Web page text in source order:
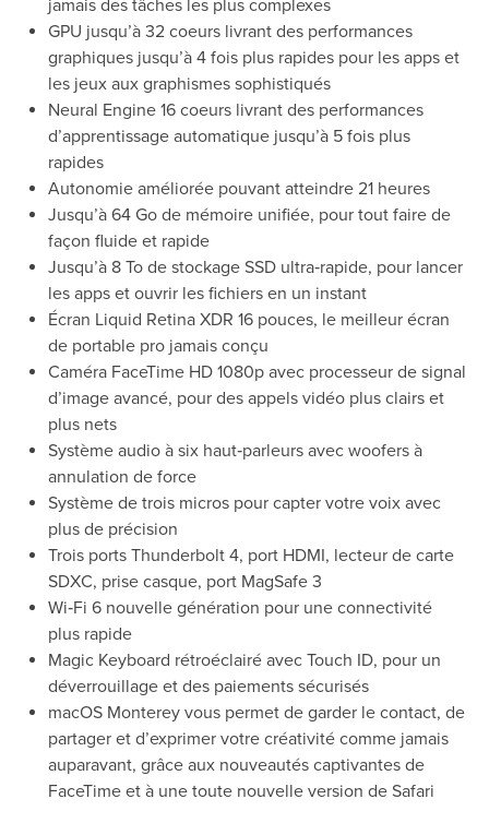
jamais des tâches les plus complexes
GPU jusqu’à 32 coeurs livrant des performances
graphiques jusqu’à 4 fois plus rapides pour les apps et
les jeux aux graphismes sophistiqués
Neural Engine 16 coeurs livrant des performances
d’apprentissage automatique jusqu’à 5 fois plus
rapides
Autonomie améliorée pouvant atteindre 21 heures
Jusqu’à 64 Go de mémoire unifiée, pour tout faire de
façon fluide et rapide
Jusqu’à 8 To de stockage SSD ultra‑rapide, pour lancer
les apps et ouvrir les fichiers en un instant
Écran Liquid Retina XDR 16 pouces, le meilleur écran
de portable pro jamais conçu
Caméra FaceTime HD 1080p avec processeur de signal
d’image avancé, pour des appels vidéo plus clairs et
plus nets
Système audio à six haut‑parleurs avec woofers à
annulation de force
Système de trois micros pour capter votre voix avec
plus de précision
Trois ports Thunderbolt 4, port HDMI, lecteur de carte
SDXC, prise casque, port MagSafe 3
Wi‑Fi 6 nouvelle génération pour une connectivité
plus rapide
Magic Keyboard rétroéclairé avec Touch ID, pour un
déverrouillage et des paiements sécurisés
macOS Monterey vous permet de garder le contact, de
partager et d’exprimer votre créativité comme jamais
auparavant, grâce aux nouveautés captivantes de
FaceTime et à une toute nouvelle version de Safari